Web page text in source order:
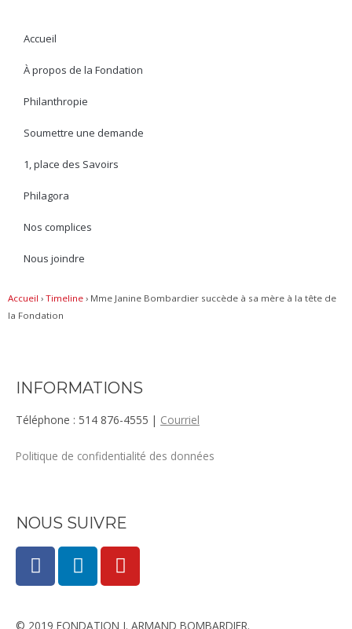
Accueil
À propos de la Fondation
Philanthropie
Soumettre une demande
1, place des Savoirs
Philagora
Nos complices
Nous joindre
Accueil › Timeline › Mme Janine Bombardier succède à sa mère à la tête de
la Fondation
INFORMATIONS
Téléphone : 514 876-4555 | Courriel
Politique de confidentialité des données
NOUS SUIVRE
F
a
c
L
i
n
Y
o
u
© 2019 FONDATION J. ARMAND BOMBARDIER.